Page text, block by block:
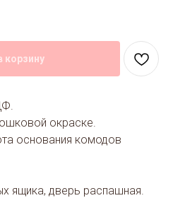
корзину
окраске.
основания комодов
ящика, дверь распашная.